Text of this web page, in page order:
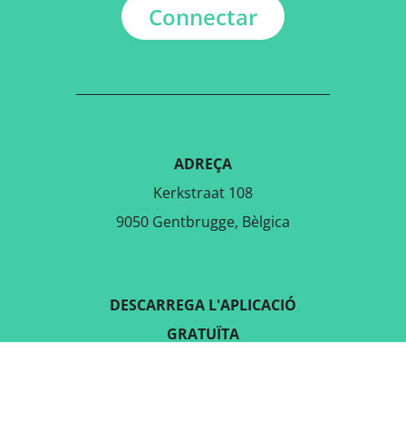
Connectar
ADREÇA
Kerkstraat 108
9050 Gentbrugge, Bèlgica
DESCARREGA L'APLICACIÓ
GRATUÏTA